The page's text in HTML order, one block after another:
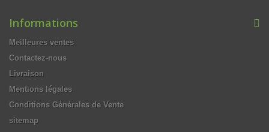
Informations
Meilleures ventes
Contactez-nous
Livraison
Mentions légales
Conditions Générales de Vente
sitemap